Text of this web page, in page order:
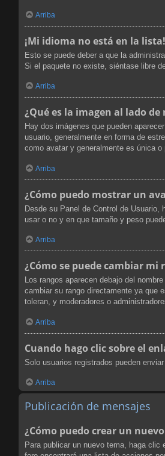
Arriba
¡Mi idioma no está en la lista!
Esto se puede deber a que la
Si el paquete no existe, siéntase libre
Arriba
¿Qué es la imagen al lado
Hay dos imágenes que pueden
usuario, generalmente en forma de
como avatar y generalmente es única o
Arriba
¿Cómo puedo mostrar un
Desde su Panel de Control de Usuario,
usar o no y en que tamaño y peso
Arriba
¿Cómo se puede cambiar mi
Los rangos aparecen debajo del
cambiar su rango directamente ya que
toleran, y moderadores o
Arriba
Cuando hago clic sobre el
Solo usuarios registrados pueden
Arriba
Publicación de mensajes
¿Cómo puedo crear un
Para publicar un nuevo tema, haga